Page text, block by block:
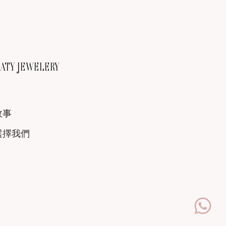
JEWELERY
事
擇我們